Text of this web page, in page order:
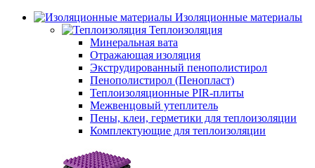
Изоляционные материалы
Теплоизоляция
Минеральная вата
Отражающая изоляция
Экструдированный пенополистирол
Пенополистирол (Пенопласт)
Теплоизоляционные PIR-плиты
Межвенцовый утеплитель
Пены, клеи, герметики для теплоизоляции
Комплектующие для теплоизоляции